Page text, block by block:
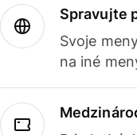
Spravujte
Svoje
na iné